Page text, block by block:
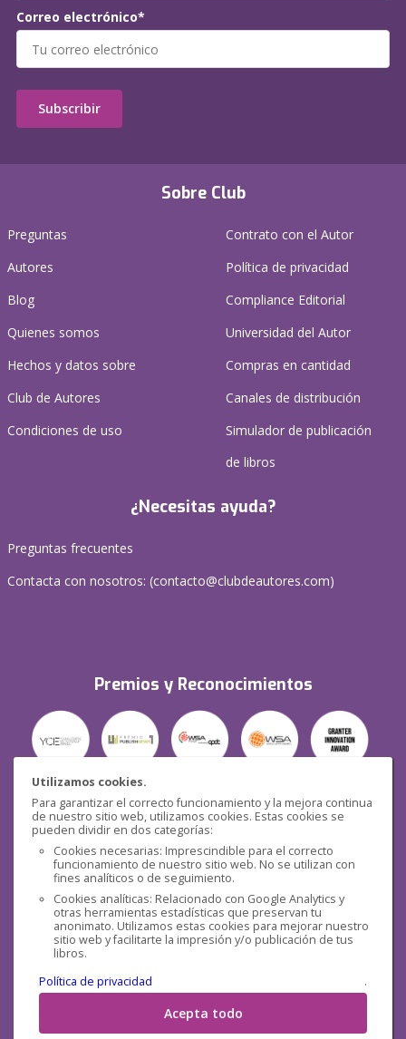
Utilizamos cookies.
Para garantizar el correcto funcionamiento y la mejora continua
de nuestro sitio web, utilizamos cookies. Estas cookies se
pueden dividir en dos categorías:
Cookies necesarias: Imprescindible para el correcto
funcionamiento de nuestro sitio web. No se utilizan con
fines analíticos o de seguimiento.
Cookies analíticas: Relacionado con Google Analytics y
otras herramientas estadísticas que preservan tu
anonimato. Utilizamos estas cookies para mejorar nuestro
sitio web y facilitarte la impresión y/o publicación de tus
libros.
Política de privacidad
.
Acepta todo
Sobre Club
Preguntas
Autores
Blog
Quienes somos
Hechos y datos sobre
Club de Autores
Condiciones de uso
Contrato con el Autor
Política de privacidad
Compliance Editorial
Universidad del Autor
Compras en cantidad
Canales de distribución
Simulador de publicación
de libros
¿Necesitas ayuda?
Preguntas frecuentes
Contacta con nosotros: (contacto@clubdeautores.com)
Premios y Reconocimientos
Seguridad
Redes sociales
Correo electrónico*
Subscribir